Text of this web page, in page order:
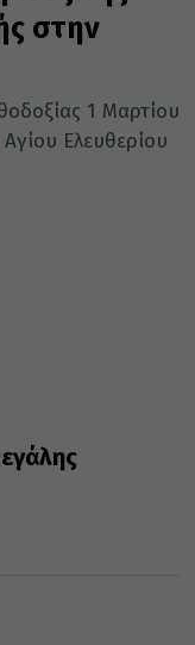
στην
1 Μαρτίου
Ελευθερίου